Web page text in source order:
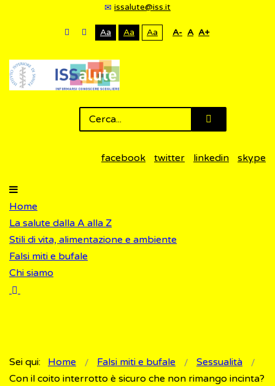
issalute@iss.it
Aa Aa Aa A- A A+
facebook twitter linkedin skype
Home
La salute dalla A alla Z
Stili di vita, alimentazione e ambiente
Falsi miti e bufale
Chi siamo
Sei qui: Home Falsi miti e bufale
Sessualità
Con il coito interrotto è sicuro che non rimango incinta?